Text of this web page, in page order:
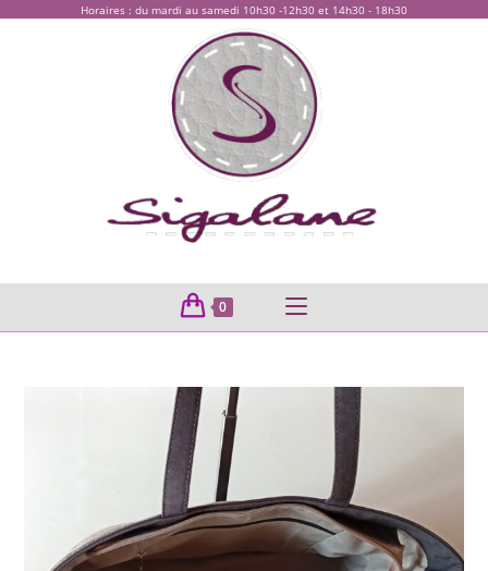
Horaires : du mardi au samedi 10h30 -12h30 et 14h30 - 18h30
0